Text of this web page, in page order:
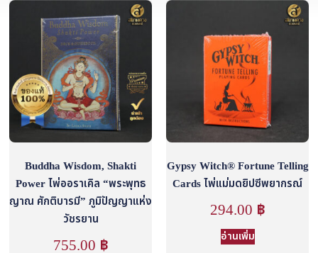
Buddha Wisdom, Shakti
Power ไพ่ออราเคิล “พระพุทธ
ญาณ ศักติบารมี” ภูมิปัญญาแห่ง
วัชรยาน
755.00 ฿
Gypsy Witch® Fortune Telling
Cards ไพ่แม่มดยิปซีพยากรณ์
294.00 ฿
อ่านเพิ่ม